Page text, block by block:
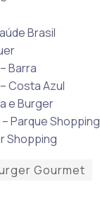
Brasil
Barra
Costa Azul
e Burger
Parque Shopping
Shopping
Gourmet